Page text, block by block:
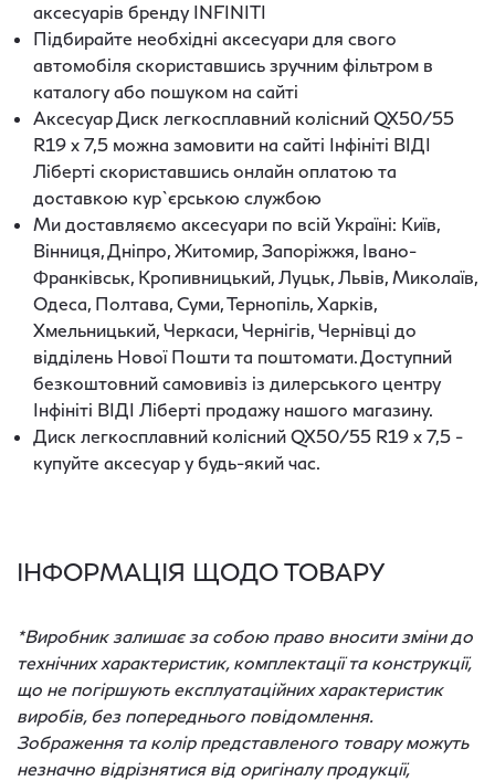
аксесуарів бренду INFINITI
Підбирайте необхідні аксесуари для свого
автомобіля скориставшись зручним фільтром в
каталогу або пошуком на сайті
Аксесуар Диск легкосплавний колісний QX50/55
R19 х 7,5 можна замовити на сайті Інфініті ВІДІ
Ліберті скориставшись онлайн оплатою та
доставкою кур`єрською службою
Ми доставляємо аксесуари по всій Україні: Київ,
Вінниця, Дніпро, Житомир, Запоріжжя, Івано-
Франківськ, Кропивницький, Луцьк, Львів, Миколаїв,
Одеса, Полтава, Суми, Тернопіль, Харків,
Хмельницький, Черкаси, Чернігів, Чернівці до
відділень Нової Пошти та поштомати. Доступний
безкоштовний самовивіз із дилерського центру
Інфініті ВІДІ Ліберті продажу нашого магазину.
Диск легкосплавний колісний QX50/55 R19 х 7,5 -
купуйте аксесуар у будь-який час.
ІНФОРМАЦІЯ ЩОДО ТОВАРУ
*Виробник залишає за собою право вносити зміни до
технічних характеристик, комплектації та конструкції,
що не погіршують експлуатаційних характеристик
виробів, без попереднього повідомлення.
Зображення та колір представленого товару можуть
незначно відрізнятися від оригіналу продукції,